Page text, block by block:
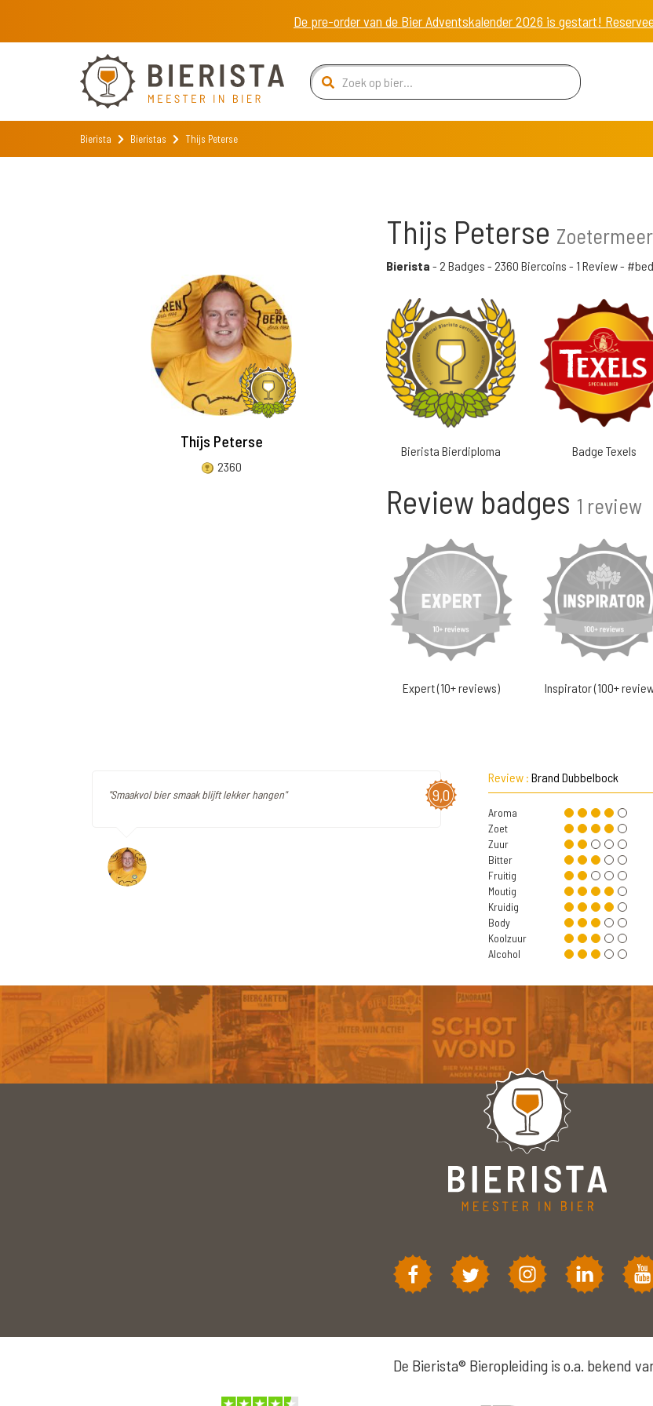
De pre-order van de Bier Adventskalender 2026 is gestart!
Bierista Bieristas Thijs Peterse
Thijs Peterse
2360
Thijs Peterse
Bierista - 2 Badges - 2360 Biercoins - 1 Review-
Bierista Bierdiploma Badge Texels
Review badges 1 review
Expert (10+ reviews) Inspirator (100+
9,0
"Smaakvol bier smaak blijft lekker hangen"
Review : Brand Dubbelbock
Aroma
Zoet
Zuur
Bitter
Fruitig
Moutig
Kruidig
Body
Koolzuur
Alcohol
De Bierista® Bieropleiding is o.a. bekend